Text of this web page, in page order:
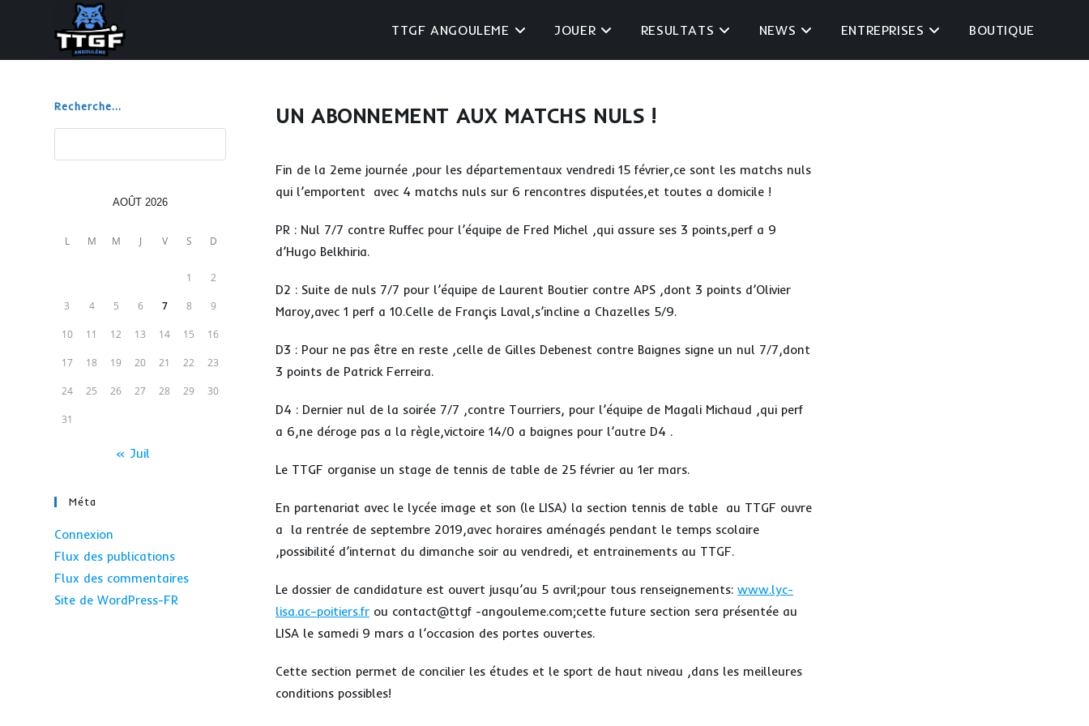
TTGF ANGOULEME JOUER RESULTATS NEWS ENTREPRISES BOUTIQUE
UN ABONNEMENT AUX MATCHS NULS !
Fin de la 2eme journée ,pour les départementaux vendredi 15 février,ce sont les matchs nuls
qui l’emportent avec 4 matchs nuls sur 6 rencontres disputées,et toutes a domicile !
PR : Nul 7/7 contre Ruffec pour l’équipe de Fred Michel ,qui assure ses 3 points,perf a 9
d’Hugo Belkhiria.
D2 : Suite de nuls 7/7 pour l’équipe de Laurent Boutier contre APS ,dont 3 points d’Olivier
Maroy,avec 1 perf a 10.Celle de Françis Laval,s’incline a Chazelles 5/9.
D3 : Pour ne pas être en reste ,celle de Gilles Debenest contre Baignes signe un nul 7/7,dont
3 points de Patrick Ferreira.
D4 : Dernier nul de la soirée 7/7 ,contre Tourriers, pour l’équipe de Magali Michaud ,qui perf
a 6,ne déroge pas a la règle,victoire 14/0 a baignes pour l’autre D4 .
Le TTGF organise un stage de tennis de table de 25 février au 1er mars.
En partenariat avec le lycée image et son (le LISA) la section tennis de table au TTGF ouvre
a la rentrée de septembre 2019,avec horaires aménagés pendant le temps scolaire
,possibilité d’internat du dimanche soir au vendredi, et entrainements au TTGF.
Le dossier de candidature est ouvert jusqu’au 5 avril;pour tous renseignements:www.lyc-
lisa.ac–poitiers.fr ou contact@ttgf -angouleme.com;cette future section sera présentée au
LISA le samedi 9 mars a l’occasion des portes ouvertes.
Cette section permet de concilier les études et le sport de haut niveau ,dans les meilleures
conditions possibles!
Recherche...
AOÛT 2026
L M M J V S D
1 2
3 4 5 6 7 8 9
10 11 12 13 14 15 16
17 18 19 20 21 22 23
24 25 26 27 28 29 30
31
« Juil
Méta
Connexion
Flux des publications
Flux des commentaires
Site de WordPress-FR